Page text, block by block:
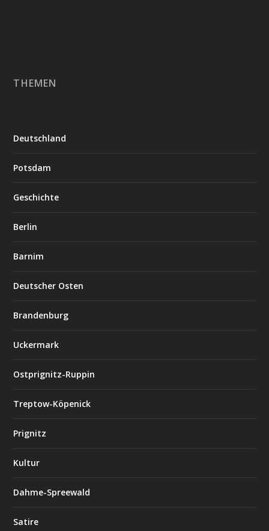
THEMEN
Deutschland
Potsdam
Geschichte
Berlin
Barnim
Deutscher Osten
Brandenburg
Uckermark
Ostprignitz-Ruppin
Treptow-Köpenick
Prignitz
Kultur
Dahme-Spreewald
Satire